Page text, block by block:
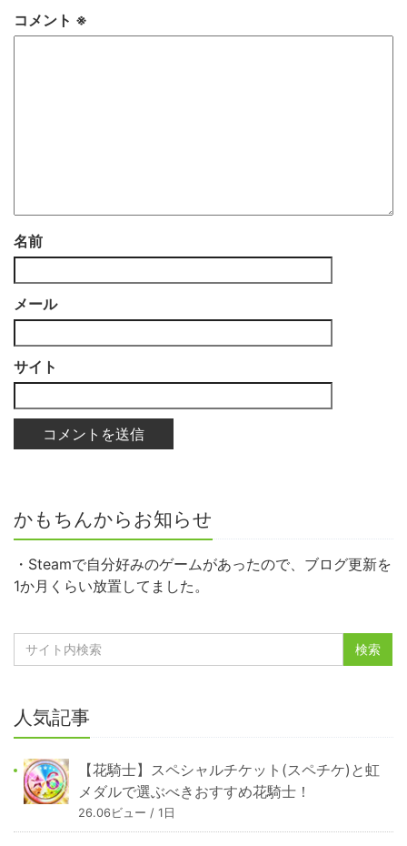
コメント ※
名前
メール
サイト
かもちんからお知らせ
・Steamで自分好みのゲームがあったので、ブログ更新を
1か月くらい放置してました。
人気記事
【花騎士】スペシャルチケット(スペチケ)と虹
メダルで選ぶべきおすすめ花騎士！
26.06ビュー / 1日